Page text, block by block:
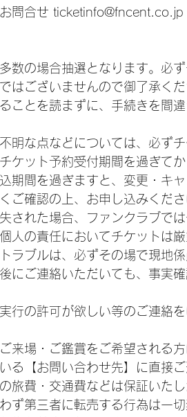
問合せ ticketinfo@fncent.co.jp
数の場合抽選となります。必
はございませんので御了承くだ
ことを読まずに、手続きを間
明な点などについては、必ず
ケット予約受付期間を過ぎて
期間を過ぎますと、変更・キ
ご確認の上、お申し込みくださ
された場合、ファンクラブで
人の責任においてチケットは厳
ラブルは、必ずその場で現地
にご連絡いただいても、事実
行の許可が欲しい等のご連絡
来場・ご鑑賞をご希望される
る【お問い合わせ先】に直接
旅費・交通費などは保証いたし
ず第三者に転売する行為は一